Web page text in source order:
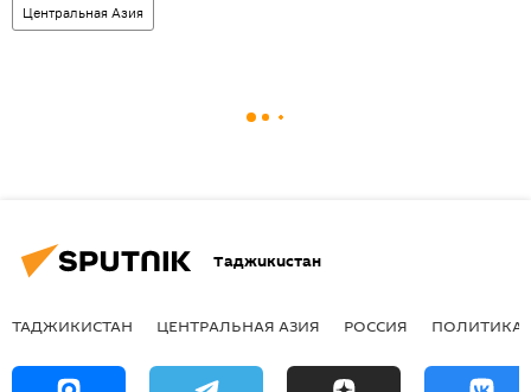
Центральная Азия
Таджикистан
ТАДЖИКИСТАН ЦЕНТРАЛЬНАЯ АЗИЯ РОССИЯ ПОЛИТИКА